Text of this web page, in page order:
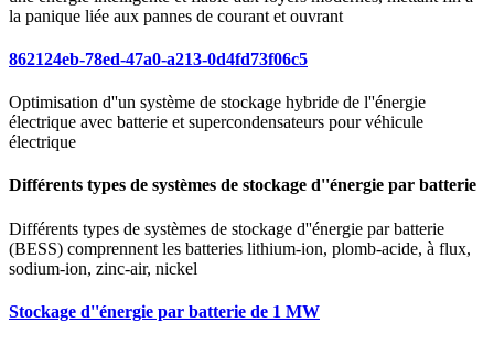
la panique liée aux pannes de courant et ouvrant
862124eb-78ed-47a0-a213-0d4fd73f06c5
Optimisation d''un système de stockage hybride de l''énergie
électrique avec batterie et supercondensateurs pour véhicule
électrique
Différents types de systèmes de stockage d''énergie par batterie
Différents types de systèmes de stockage d''énergie par batterie
(BESS) comprennent les batteries lithium-ion, plomb-acide, à flux,
sodium-ion, zinc-air, nickel
Stockage d''énergie par batterie de 1 MW